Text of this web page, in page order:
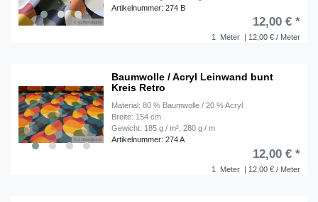
Artikelnummer: 274 B
1 Meter | 12,00 € / Meter
12,00 € *
Baumwolle / Acryl Leinwand bunt
Kreis Retro
Material: 80 % Baumwolle / 20 % Acryl
Breite: 154 cm
Gewicht: 185 g / m²; 280 g / m
Artikelnummer: 274 A
1 Meter | 12,00 € / Meter
12,00 € *